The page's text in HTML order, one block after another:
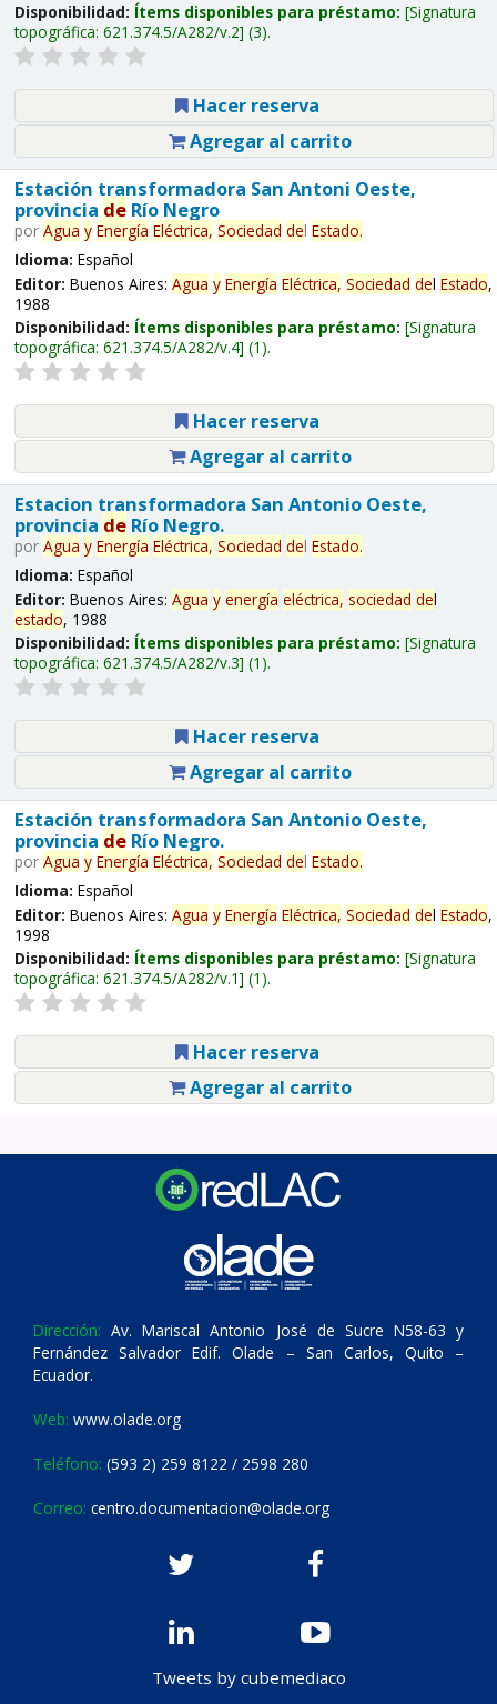
Disponibilidad: Ítems disponibles para préstamo: Signatura
topográfica: 621.374.5/A282/v.2 (3).
Hacer reserva
Agregar al carrito
Estación transformadora San Antoni Oeste,
provincia deRío Negro
por Agua y Energía Eléctrica, Sociedad del Estado.
Idioma: Español
Editor: Buenos Aires: Agua y Energía Eléctrica, Sociedad del Estado,
1988
Disponibilidad: Ítems disponibles para préstamo: Signatura
topográfica: 621.374.5/A282/v.4 (1).
Hacer reserva
Agregar al carrito
Estacion transformadora San Antonio Oeste,
provincia deRío Negro.
por Agua y Energía Eléctrica, Sociedad del Estado.
Idioma: Español
Editor: Buenos Aires: Agua y energía eléctrica, sociedad del
estado, 1988
Disponibilidad: Ítems disponibles para préstamo: Signatura
topográfica: 621.374.5/A282/v.3 (1).
Hacer reserva
Agregar al carrito
Estación transformadora San Antonio Oeste,
provincia deRío Negro.
por Agua y Energía Eléctrica, Sociedad del Estado.
Idioma: Español
Editor: Buenos Aires: Agua y Energía Eléctrica, Sociedad del Estado,
1998
Disponibilidad: Ítems disponibles para préstamo: Signatura
topográfica: 621.374.5/A282/v.1 (1).
Hacer reserva
Agregar al carrito
Dirección: Av. Mariscal Antonio José de Sucre N58-63 y
Fernández Salvador Edif. Olade – San Carlos, Quito –
Ecuador.
Web: www.olade.org
Teléfono: (593 2) 259 8122 / 2598 280
Correo: centro.documentacion@olade.org
Tweets by cubemediaco